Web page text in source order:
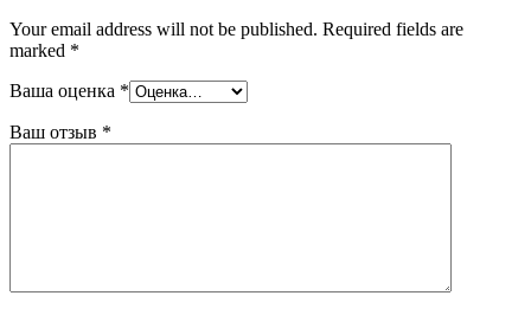
Your email address will not be published. Required fields are
marked *
Ваша оценка *
Ваш отзыв *